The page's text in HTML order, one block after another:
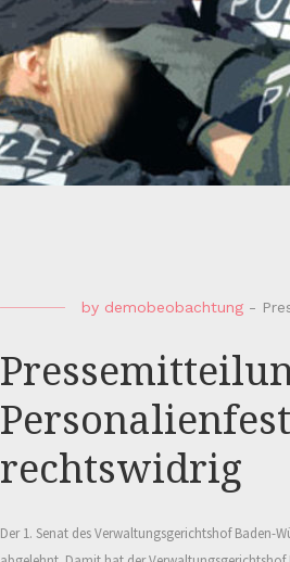
by demobeobachtung -
rechtswidrig
Der 1. Senat des Verwaltungsgerichtshof Baden-